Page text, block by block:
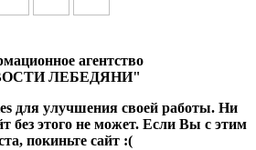
агентство
ЛЕБЕДЯНИ"
для улучшения своей работы. Ни
без этого не может. Если Вы с этим
покиньте сайт :(